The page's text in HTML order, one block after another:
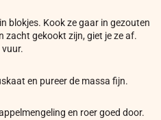
blokjes. Kook ze gaar in gezouten
zacht gekookt zijn, giet je ze af.
en pureer de massa fijn.
en roer goed door.